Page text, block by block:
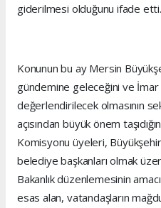
giderilmesi olduğunu ifade etti.
Konunun bu ay Mersin
gündemine geleceğini ve
değerlendirilecek olmasının
açısından büyük önem
Komisyonu üyeleri,
belediye başkanları olmak
Bakanlık düzenlemesinin
esas alan, vatandaşların